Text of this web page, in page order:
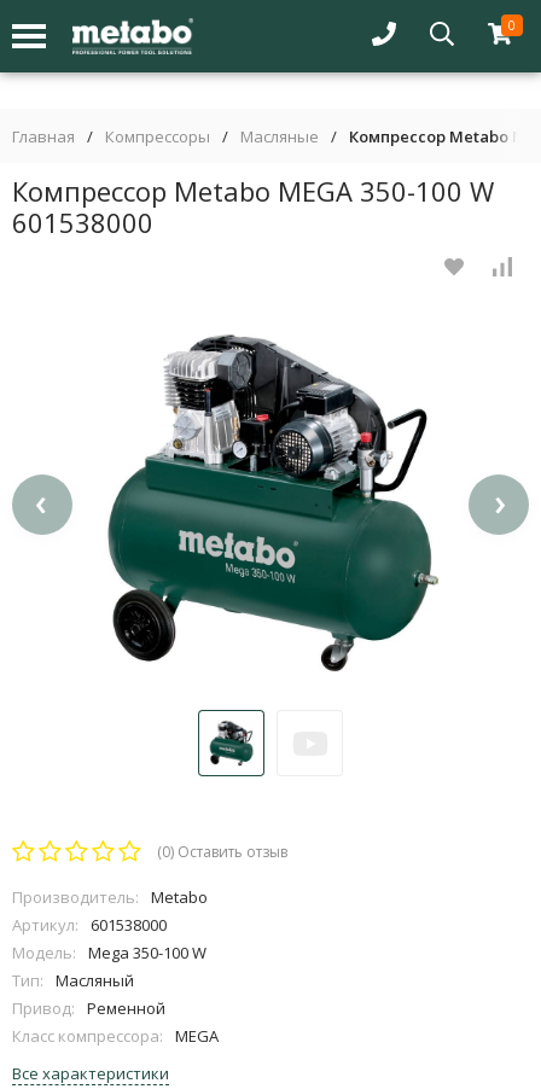
0
Главная / Компрессоры / Масляные / Компрессор Metabo
Компрессор Metabo MEGA 350-100 W
601538000
‹ ›
(0) Оставить отзыв
Производитель:
Metabo
Артикул:
601538000
Модель:
Mega 350-100 W
Тип:
Масляный
Привод:
Ременной
Класс компрессора:
MEGA
Все характеристики